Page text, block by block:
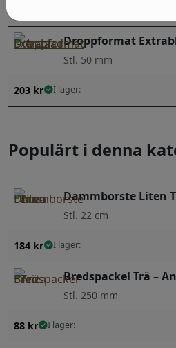
Droppformat
Stl. 50 mm
203 kr I lager:
Populärt i denna
Dammborste Liten
Stl. 22 cm
184 kr I lager:
Bredspackel Trä –
Stl. 250 mm
88 kr I lager: